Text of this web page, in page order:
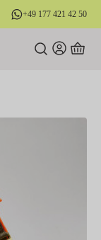
+49 177 421 42 50